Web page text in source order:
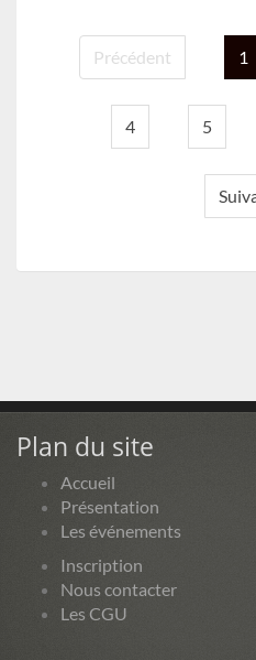
Précédent 1
4 5
Plan du site
Accueil
Présentation
Les événements
Inscription
Nous contacter
Les CGU